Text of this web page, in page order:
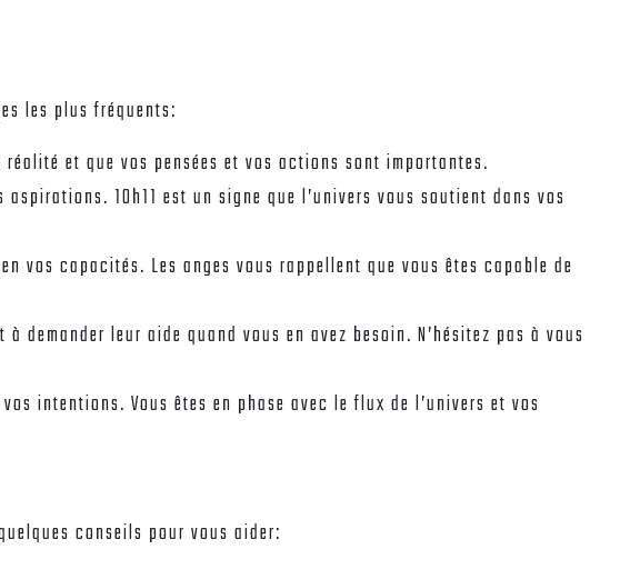
les plus fréquents:
et que vos pensées et vos actions sont importantes.
10h11 est un signe que l’univers vous soutient dans vos
vos capacités. Les anges vous rappellent que vous êtes capable de
leur aide quand vous en avez besoin. N’hésitez pas à vous
intentions. Vous êtes en phase avec le flux de l’univers et vos
conseils pour vous aider: